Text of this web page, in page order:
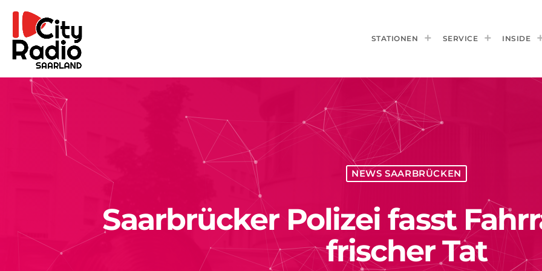
STATIONEN SERVICE INSIDE
NEWS SAARBRÜCKEN
Saarbrücker Polizei fasst
frischer Tat